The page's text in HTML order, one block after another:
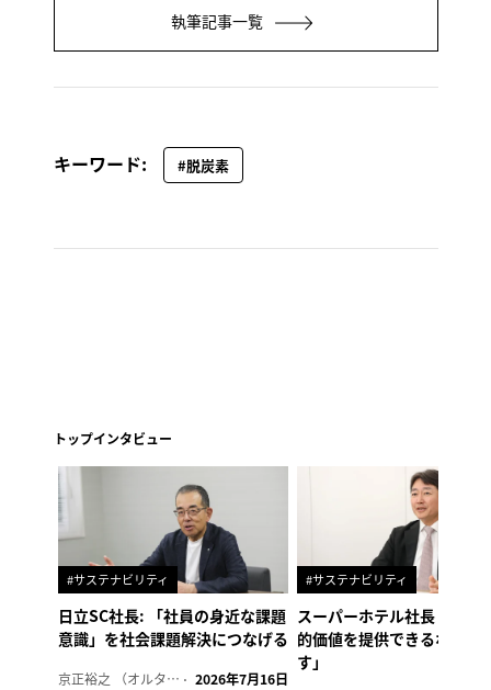
執筆記事一覧
キーワード: #脱炭素
トップインタビュー
#サステナビリティ
日立SC社長: 「社員の身近な課題
意識」を社会課題解決につなげる
京正裕之 （オルタナ副編集長） 2026年7月16日
#サステナビリティ
スーパーホテル社長「地域
的価値を提供できるホテル
す」